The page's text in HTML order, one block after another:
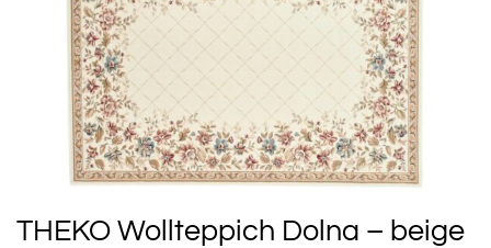
THEKO Wollteppich Dolna – beige